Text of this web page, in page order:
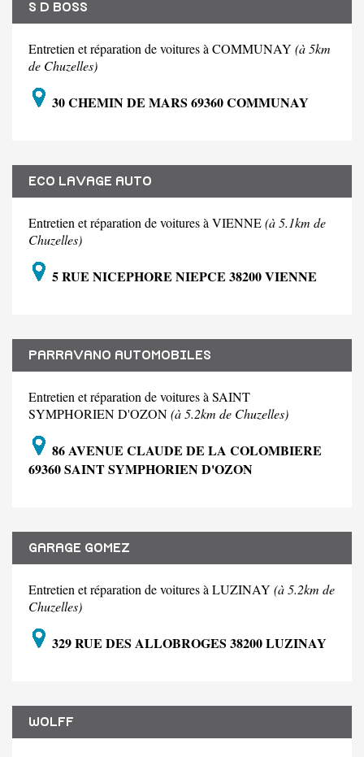
S D BOSS
Entretien et réparation de voitures à COMMUNAY (à 5km
de Chuzelles)
30 CHEMIN DE MARS 69360 COMMUNAY
ECO LAVAGE AUTO
Entretien et réparation de voitures à VIENNE(à 5.1km de
Chuzelles)
5 RUE NICEPHORE NIEPCE 38200 VIENNE
PARRAVANO AUTOMOBILES
Entretien et réparation de voitures à SAINT
SYMPHORIEN D'OZON(à 5.2km de Chuzelles)
86 AVENUE CLAUDE DE LA COLOMBIERE
69360 SAINT SYMPHORIEN D'OZON
GARAGE GOMEZ
Entretien et réparation de voitures à LUZINAY (à 5.2km de
Chuzelles)
329 RUE DES ALLOBROGES 38200 LUZINAY
WOLFF